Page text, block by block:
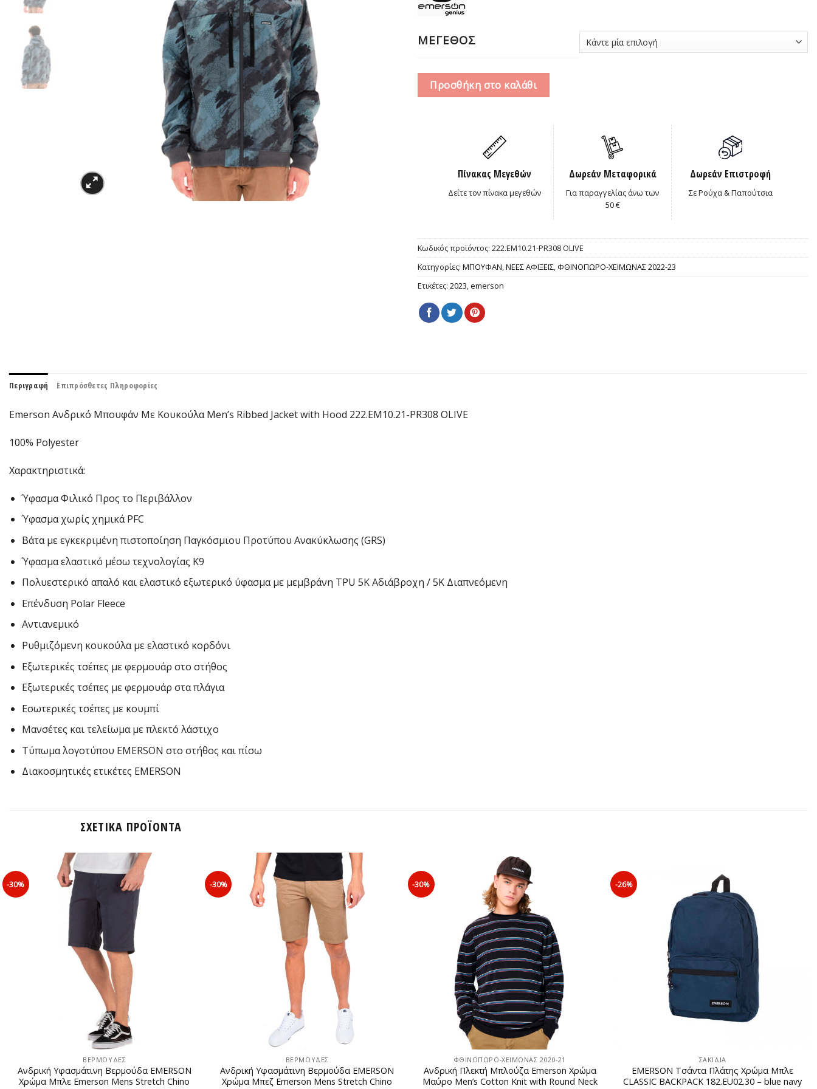
ΜΕΓΕΘΟΣ
Προσθήκη στο καλάθι
Πίνακας Μεγεθών
Δείτε τον πίνακα μεγεθών
Δωρεάν Μεταφορικά
Για παραγγελίας άνω των
50 €
Δωρεάν Επιστροφή
Σε Ρούχα & Παπούτσια
Κωδικός προϊόντος: 222.EM10.21-PR308 OLIVE
Κατηγορίες: ΜΠΟΥΦΑΝ,ΝΕΕΣ ΑΦΙΞΕΙΣ, ΦΘΙΝΟΠΩΡΟ-ΧΕΙΜΩΝΑΣ 2022-23
Ετικέτες: 2023,emerson
Περιγραφή Επιπρόσθετες Πληροφορίες
Emerson Ανδρικό Μπουφάν Με Κουκούλα Men’s Ribbed Jacket with Hood 222.EM10.21-PR308 OLIVE
100% Polyester
Χαρακτηριστικά:
Ύφασμα Φιλικό Προς το Περιβάλλον
Ύφασμα χωρίς χημικά PFC
Βάτα με εγκεκριμένη πιστοποίηση Παγκόσμιου Προτύπου Ανακύκλωσης (GRS)
Ύφασμα ελαστικό μέσω τεχνολογίας Κ9
Πολυεστερικό απαλό και ελαστικό εξωτερικό ύφασμα με μεμβράνη TPU 5K Αδιάβροχη / 5Κ Διαπνεόμενη
Επένδυση Polar Fleece
Αντιανεμικό
Ρυθμιζόμενη κουκούλα με ελαστικό κορδόνι
Εξωτερικές τσέπες με φερμουάρ στο στήθος
Εξωτερικές τσέπες με φερμουάρ στα πλάγια
Εσωτερικές τσέπες με κουμπί
Μανσέτες και τελείωμα με πλεκτό λάστιχο
Τύπωμα λογοτύπου EMERSOΝ στο στήθος και πίσω
Διακοσμητικές ετικέτες EMERSON
ΣΧΕΤΙΚΆ ΠΡΟΪΌΝΤΑ
-30%
ΒΕΡΜΟΥΔΕΣ
Ανδρική Υφασμάτινη Βερμούδα EMERSON
Χρώμα Μπλε Emerson Mens Stretch Chino
-30%
ΒΕΡΜΟΥΔΕΣ
Ανδρική Υφασμάτινη Βερμούδα EMERSON
Χρώμα Μπεζ Emerson Mens Stretch Chino
-30%
ΦΘΙΝΟΠΩΡΟ-ΧΕΙΜΩΝΑΣ 2020-21
Ανδρική Πλεκτή Μπλούζα Emerson Χρώμα
Μαύρο Men’s Cotton Knit with Round Neck
-26%
ΣΑΚΙΔΙΑ
EMERSON Τσάντα Πλάτης Χρώμα Μπλε
CLASSIC BACKPACK 182.EU02.30 – blue navy